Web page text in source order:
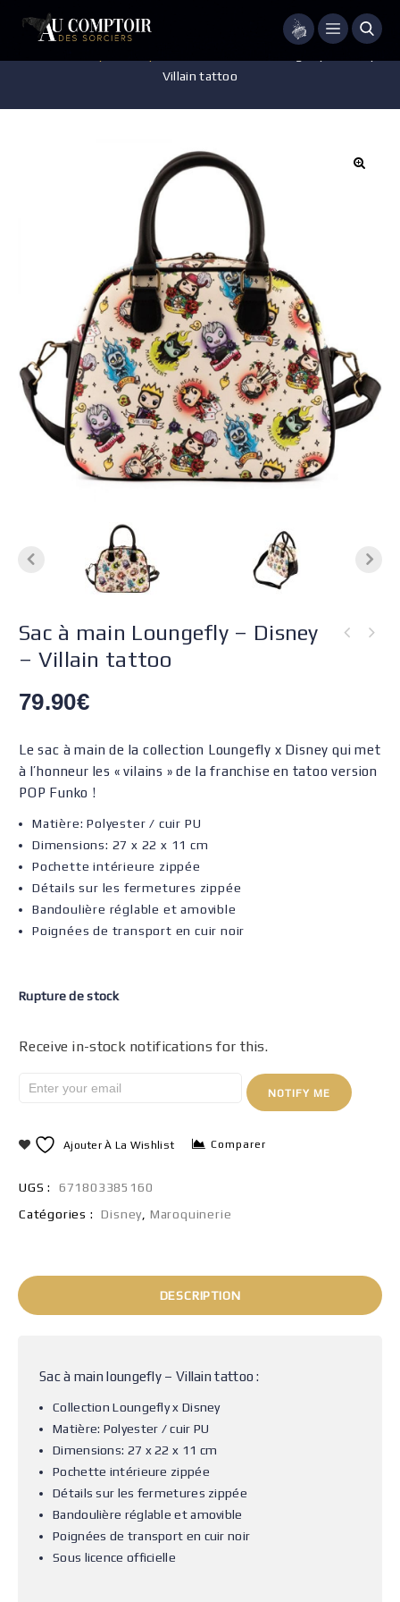
Menu
Villain tattoo
Sac à main Loungefly – Disney
– Villain tattoo
79.90€
Le sac à main de la collection Loungefly x Disney qui met
à l’honneur les « vilains » de la franchise en tatoo version
POP Funko !
Matière: Polyester / cuir PU
Dimensions: 27 x 22 x 11 cm
Pochette intérieure zippée
Détails sur les fermetures zippée
Bandoulière réglable et amovible
Poignées de transport en cuir noir
Rupture de stock
Receive in-stock notifications for this.
NOTIFY ME
Ajouter À La Wishlist Comparer
UGS :
671803385160
Catégories :
Disney Maroquinerie
DESCRIPTION
Sac à main loungefly – Villain tattoo :
Collection Loungefly x Disney
Matière: Polyester / cuir PU
Dimensions: 27 x 22 x 11 cm
Pochette intérieure zippée
Détails sur les fermetures zippée
Bandoulière réglable et amovible
Poignées de transport en cuir noir
Sous licence officielle